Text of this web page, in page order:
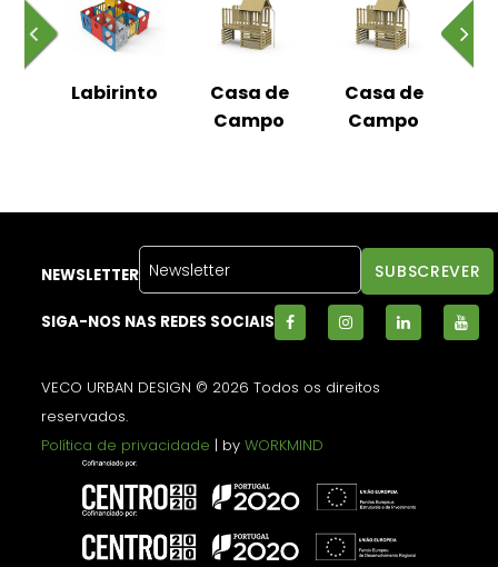
Labirinto
Casa de
Campo
Casa de
Campo
NEWSLETTER
SIGA-NOS NAS REDES SOCIAIS
VECO URBAN DESIGN © 2026 Todos os direitos
reservados.
Política de privacidade | byWORKMIND